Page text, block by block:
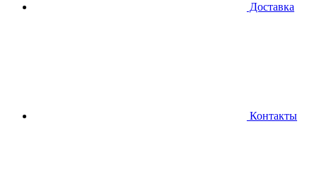
Доставка
Контакты